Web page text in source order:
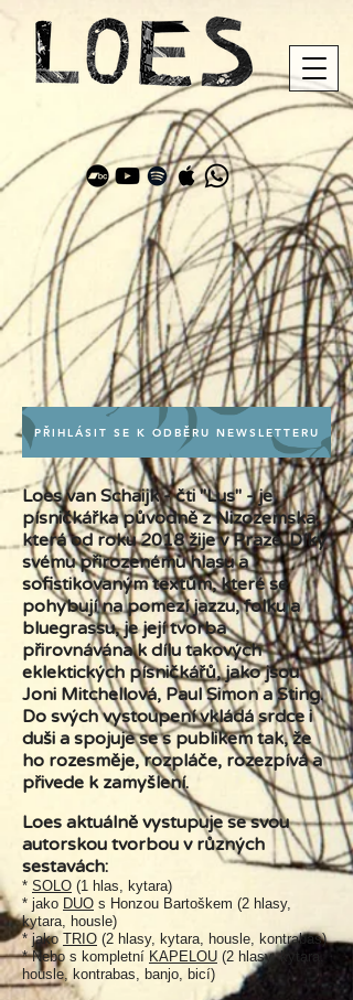
PŘIHLÁSIT SE K ODBĚRU NEWSLETTERU
Loes van Schaijk - čti "Lus" - je
písničkářka původně z Nizozemska,
která od roku 2018 žije v Praze. Díky
svému přirozenému hlasu a
sofistikovaným textům, které se
pohybují na pomezí jazzu, folku a
bluegrassu, je její tvorba
přirovnávána k dílu takových
eklektických písničkářů, jako jsou
Joni Mitchellová, Paul Simon a Sting.
Do svých vystoupení vkládá srdce i
duši a spojuje se s publikem tak, že
ho rozesměje, rozpláče, rozezpívá a
přivede k zamyšlení.
Loes aktuálně vystupuje se svou
autorskou tvorbou v různých
sestavách:
* SOLO (1 hlas, kytara)
* jako DUO s Honzou Bartoškem (2 hlasy,
kytara, housle)
* jako TRIO (2 hlasy, kytara, housle, kontrabas)
* Nebo s kompletní KAPELOU (2 hlasy, kytara,
housle, kontrabas, banjo, bicí)